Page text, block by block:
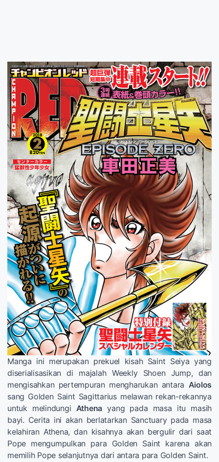
Manga ini merupakan prekuel kisah Saint Seiya yang
diserialisasikan di majalah Weekly Shoen Jump, dan
mengisahkan pertempuran mengharukan antara Aiolos
sang Golden Saint Sagittarius melawan rekan-rekannya
untuk melindungi Athena yang pada masa itu masih
bayi. Cerita ini akan berlatarkan Sanctuary pada masa
kelahiran Athena, dan kisahnya akan bergulir dari saat
Pope mengumpulkan para Golden Saint karena akan
memilih Pope selanjutnya dari antara para Golden Saint.